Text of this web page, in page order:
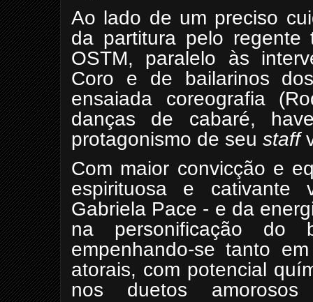
Ao lado de um preciso
da partitura pelo regente
OSTM, paralelo às
Coro e de bailarinos
ensaiada coreografia
danças de cabaré,
protagonismo de seu staff
Com maior convicção e
espirituosa e cativante
Gabriela Pace - e da
na personificação do
empenhando-se tanto
atorais, com potencial
nos duetos